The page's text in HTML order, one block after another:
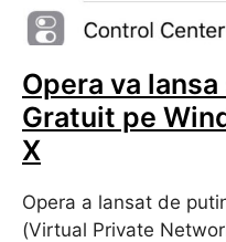
Opera va
Gratuit pe
X
Opera a lansat de
(Virtual Private